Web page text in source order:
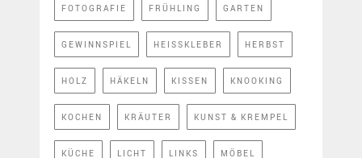
FOTOGRAFIE FRÜHLING GARTEN
GEWINNSPIEL HEISSKLEBER HERBST
HOLZ HÄKELN KISSEN KNOOKING
KOCHEN KRÄUTER KUNST & KREMPEL
KÜCHE LICHT LINKS MÖBEL